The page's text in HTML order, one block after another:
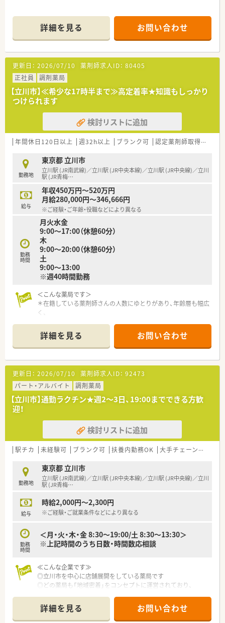
す。
■勉強会が非常に充実しています。実務でスキルを付けながら、
勉強会で知識面もカバーできる環境です♪
詳細を見る お問い合わせ
更新日： 2026/07/10 薬剤師求人ID： 80405
正社員
調剤薬局
【立川市】≪希少な17時半まで≫高定着率★知識もしっかり
つけられます
検討リストに追加
年間休日120日以上 週32h以上 ブランク可 認定薬剤師取得支援あり
勤務地
東京都 立川市
立川駅 (JR南武線)／立川駅 (JR中央本線)／立川駅 (JR中央線)／立川
駅 (JR青梅…
給与
年収450万円～520万円
月給280,000円～346,666円
※ご経験・ご年齢・役職などにより異なる
勤務
時間
月火水金
9:00～17:00（休憩60分）
木
9:00～20:00（休憩60分）
土
9:00～13:00
※週40時間勤務
＜こんな薬局です＞
＊在籍している薬剤師さんの人数にゆとりがあり、年齢層も幅広
く、
＊透析・在宅処方を取り扱っており、コツコツとお仕事したい方
にもオススメ！
勉強会が非常に充実しています。
実務でスキルを付けながら、勉強会で知識面もカバーできる環境
です♪
詳細を見る お問い合わせ
更新日： 2026/07/10 薬剤師求人ID： 92473
パート・アルバイト
調剤薬局
【立川市】通勤ラクチン★週2～3日、19:00までできる方歓
迎！
検討リストに追加
駅チカ 未経験可 ブランク可 扶養内勤務OK 大手チェーン以外
勤務地
東京都 立川市
立川駅 (JR南武線)／立川駅 (JR中央本線)／立川駅 (JR中央線)／立川
駅 (JR青梅…
給与
時給2,000円～2,300円
※ご経験・ご就業条件などにより異なる
勤務
時間
＜月・火・木・金 8:30～19:00/土 8:30～13:30＞
※上記時間のうち日数・時間数応相談
≪こんな企業です≫
◎立川市を中心に店舗展開をしている薬局です
◎どの薬局も「地域密着」をコンセプトに運営されており、
◎どの店舗も近くのため、もしものお休みの際も
応援が出しやすく、安心の体制です
詳細を見る お問い合わせ